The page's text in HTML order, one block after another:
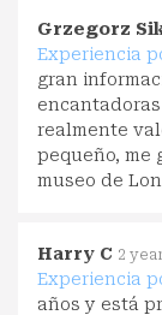
Grzegorz
Experiencia
gran
realmente
pequeño, me
museo de
Harry C 2
Experiencia
años y está